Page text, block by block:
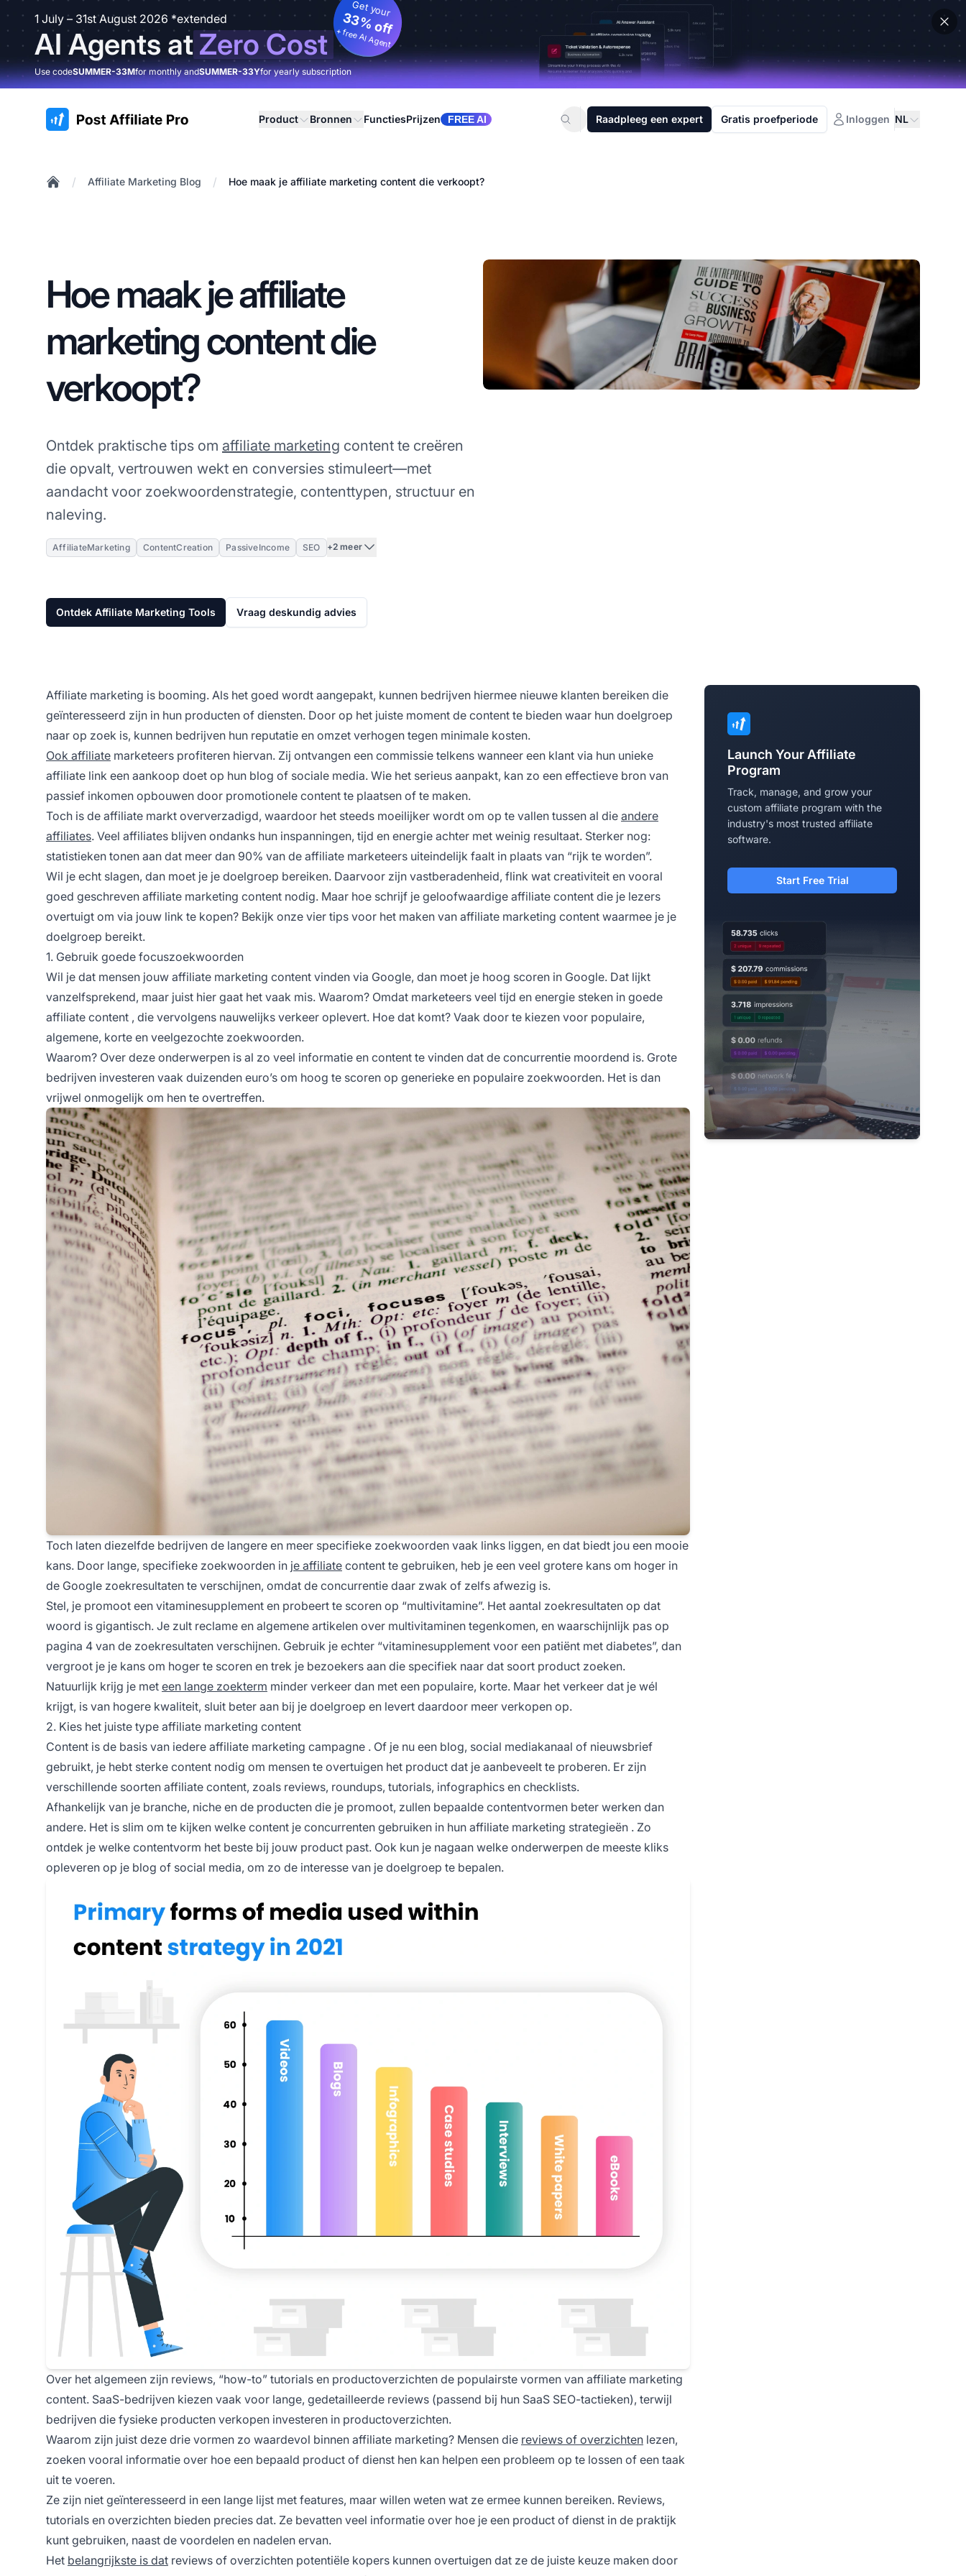
1 July – 31st August 2026 *extended
AI Agents atZero Cost
Get your
33% off
+ free AI Agent
Use codeSUMMER-33Mfor monthly andSUMMER-33Yfor yearly subscription
:site.title Product Bronnen FunctiesPrijzen FREE AI Raadpleeg een expert Gratis proefperiode Inloggen NL
/ Affiliate Marketing Blog / Hoe maak je affiliate marketing content die verkoopt?
Hoe maak je affiliate
marketing content die
verkoopt?
Ontdek praktische tips om affiliate marketing content te creëren
die opvalt, vertrouwen wekt en conversies stimuleert—met
aandacht voor zoekwoordenstrategie, contenttypen, structuur en
naleving.
AffiliateMarketing ContentCreation PassiveIncome SEO +2 meer
Ontdek Affiliate Marketing Tools Vraag deskundig advies
Affiliate marketing is booming. Als het goed wordt aangepakt, kunnen bedrijven hiermee nieuwe klanten bereiken die
geïnteresseerd zijn in hun producten of diensten. Door op het juiste moment de content te bieden waar hun doelgroep
naar op zoek is, kunnen bedrijven hun reputatie en omzet verhogen tegen minimale kosten.
Ook affiliate marketeers profiteren hiervan. Zij ontvangen een commissie telkens wanneer een klant via hun unieke
affiliate link een aankoop doet op hun blog of sociale media. Wie het serieus aanpakt, kan zo een effectieve bron van
passief inkomen opbouwen door promotionele content te plaatsen of te maken.
Toch is de affiliate markt oververzadigd, waardoor het steeds moeilijker wordt om op te vallen tussen al die andere
affiliates. Veel affiliates blijven ondanks hun inspanningen, tijd en energie achter met weinig resultaat. Sterker nog:
statistieken tonen aan dat meer dan 90% van de affiliate marketeers uiteindelijk faalt in plaats van “rijk te worden”.
Wil je echt slagen, dan moet je je doelgroep bereiken. Daarvoor zijn vastberadenheid, flink wat creativiteit en vooral
goed geschreven affiliate marketing content nodig. Maar hoe schrijf je geloofwaardige affiliate content die je lezers
overtuigt om via jouw link te kopen? Bekijk onze vier tips voor het maken van affiliate marketing content waarmee je je
doelgroep bereikt.
1. Gebruik goede focuszoekwoorden
Wil je dat mensen jouw affiliate marketing content vinden via Google, dan moet je hoog scoren in Google. Dat lijkt
vanzelfsprekend, maar juist hier gaat het vaak mis. Waarom? Omdat marketeers veel tijd en energie steken in goede
affiliate content , die vervolgens nauwelijks verkeer oplevert. Hoe dat komt? Vaak door te kiezen voor populaire,
algemene, korte en veelgezochte zoekwoorden.
Waarom? Over deze onderwerpen is al zo veel informatie en content te vinden dat de concurrentie moordend is. Grote
bedrijven investeren vaak duizenden euro’s om hoog te scoren op generieke en populaire zoekwoorden. Het is dan
vrijwel onmogelijk om hen te overtreffen.
Toch laten diezelfde bedrijven de langere en meer specifieke zoekwoorden vaak links liggen, en dat biedt jou een mooie
kans. Door lange, specifieke zoekwoorden in je affiliate content te gebruiken, heb je een veel grotere kans om hoger in
de Google zoekresultaten te verschijnen, omdat de concurrentie daar zwak of zelfs afwezig is.
Stel, je promoot een vitaminesupplement en probeert te scoren op “multivitamine”. Het aantal zoekresultaten op dat
woord is gigantisch. Je zult reclame en algemene artikelen over multivitaminen tegenkomen, en waarschijnlijk pas op
pagina 4 van de zoekresultaten verschijnen. Gebruik je echter “vitaminesupplement voor een patiënt met diabetes”, dan
vergroot je je kans om hoger te scoren en trek je bezoekers aan die specifiek naar dat soort product zoeken.
Natuurlijk krijg je met een lange zoekterm minder verkeer dan met een populaire, korte. Maar het verkeer dat je wél
krijgt, is van hogere kwaliteit, sluit beter aan bij je doelgroep en levert daardoor meer verkopen op.
2. Kies het juiste type affiliate marketing content
Content is de basis van iedere affiliate marketing campagne . Of je nu een blog, social mediakanaal of nieuwsbrief
gebruikt, je hebt sterke content nodig om mensen te overtuigen het product dat je aanbeveelt te proberen. Er zijn
verschillende soorten affiliate content, zoals reviews, roundups, tutorials, infographics en checklists.
Afhankelijk van je branche, niche en de producten die je promoot, zullen bepaalde contentvormen beter werken dan
andere. Het is slim om te kijken welke content je concurrenten gebruiken in hun affiliate marketing strategieën . Zo
ontdek je welke contentvorm het beste bij jouw product past. Ook kun je nagaan welke onderwerpen de meeste kliks
opleveren op je blog of social media, om zo de interesse van je doelgroep te bepalen.
Over het algemeen zijn reviews, “how-to” tutorials en productoverzichten de populairste vormen van affiliate marketing
content. SaaS-bedrijven kiezen vaak voor lange, gedetailleerde reviews (passend bij hun SaaS SEO-tactieken), terwijl
bedrijven die fysieke producten verkopen investeren in productoverzichten.
Waarom zijn juist deze drie vormen zo waardevol binnen affiliate marketing? Mensen die reviews of overzichten lezen,
zoeken vooral informatie over hoe een bepaald product of dienst hen kan helpen een probleem op te lossen of een taak
uit te voeren.
Ze zijn niet geïnteresseerd in een lange lijst met features, maar willen weten wat ze ermee kunnen bereiken. Reviews,
tutorials en overzichten bieden precies dat. Ze bevatten veel informatie over hoe je een product of dienst in de praktijk
kunt gebruiken, naast de voordelen en nadelen ervan.
Het belangrijkste is dat reviews of overzichten potentiële kopers kunnen overtuigen dat ze de juiste keuze maken door
Launch Your Affiliate
Program
Track, manage, and grow your
custom affiliate program with the
industry's most trusted affiliate
software.
Start Free Trial